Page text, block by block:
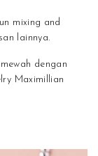
mixing and
lainnya.
dengan
Maximillian